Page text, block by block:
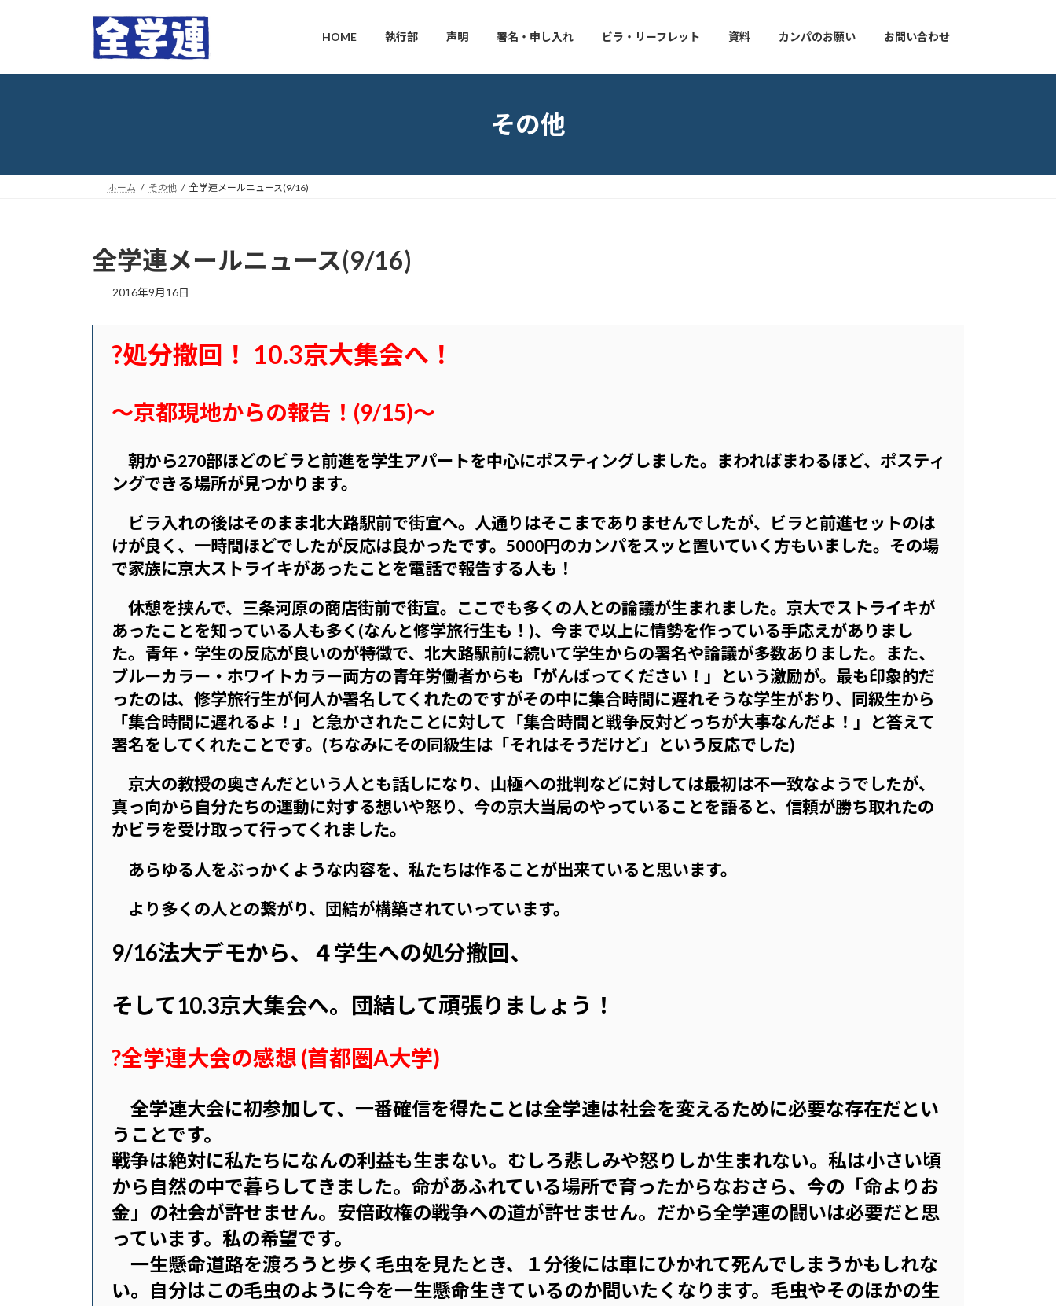
プ
動
HOME 執行部 声明 署名・申し入れ ビラ・リーフレット 資料 カンパのお願い お問い合わせ
その他
ホーム その他 全学連メールニュース(9/16)
全学連メールニュース(9/16)
2016年9月16日
時
?処分撤回！ 10.3京大集会へ！
〜京都現地からの報告！(9/15)〜
朝から270部ほどのビラと前進を学生アパートを中心にポスティングしました。まわればまわるほど、ポスティ
ングできる場所が見つかります。
ビラ入れの後はそのまま北大路駅前で街宣へ。人通りはそこまでありませんでしたが、ビラと前進セットのは
けが良く、 一時間ほどでしたが反応は良かったです。5000円のカンパをスッと置いていく方もいました。その場
で家族に京大ストライキがあったことを電話で報告する人も！
休憩を挟んで、三条河原の商店街前で街宣。ここでも多くの人との論議が生まれました。京大でストライキが
あったことを知っている人も多く(なんと修学旅行生も！)、今まで以上に情勢を作っている手応えがありまし
た。青年・学生の反応が良いのが特徴で、北大路駅前に続いて学生からの署名や論議が多数ありました。また、
ブルーカラー・ホワイトカラー両方の青年労働者からも「がんばってください！」という激励が。 最も印象的だ
ったのは、修学旅行生が何人か署名してくれたのですがその中に集合時間に遅れそうな学生がおり、同級生から
「集合時間に遅れるよ！」と急かされたことに対して「集合時間と戦争反対どっちが大事なんだよ！」と答えて
署名をしてくれたことです。 (ちなみにその同級生は「それはそうだけど」という反応でした)
京大の教授の奥さんだという人とも話しになり、山極への批判などに対しては最初は不一致なようでしたが、
真っ向から自分たちの運動に対する想いや怒り、今の京大当局のやっていることを語ると、信頼が勝ち取れたの
かビラを受け取って行ってくれました。
あらゆる人をぶっかくような内容を、私たちは作ることが出来ていると思います。
より多くの人との繋がり、団結が構築されていっています。
9/16法大デモから、４学生への処分撤回、
そして10.3京大集会へ。団結して頑張りましょう！
?全学連大会の感想 (首都圏A大学)
全学連大会に初参加して、一番確信を得たことは全学連は社会を変えるために必要な存在だとい
うことです。
戦争は絶対に私たちになんの利益も生まない。むしろ悲しみや怒りしか生まれない。私は小さい頃
から自然の中で暮らしてきました。命があふれている場所で育ったからなおさら、今の「命よりお
金」の社会が許せません。安倍政権の戦争への道が許せません。だから全学連の闘いは必要だと思
っています。私の希望です。
一生懸命道路を渡ろうと歩く毛虫を見たとき、１分後には車にひかれて死んでしまうかもしれな
い。自分はこの毛虫のように今を一生懸命生きているのか問いたくなります。毛虫やそのほかの生